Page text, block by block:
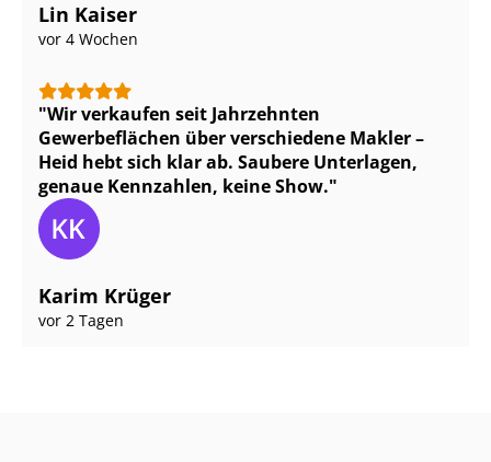
Lin Kaiser
vor 4 Wochen
Wir verkaufen seit Jahrzehnten
Gewerbeflächen über verschiedene Makler –
Heid hebt sich klar ab. Saubere Unterlagen,
genaue Kennzahlen, keine Show.
Karim Krüger
vor 2 Tagen